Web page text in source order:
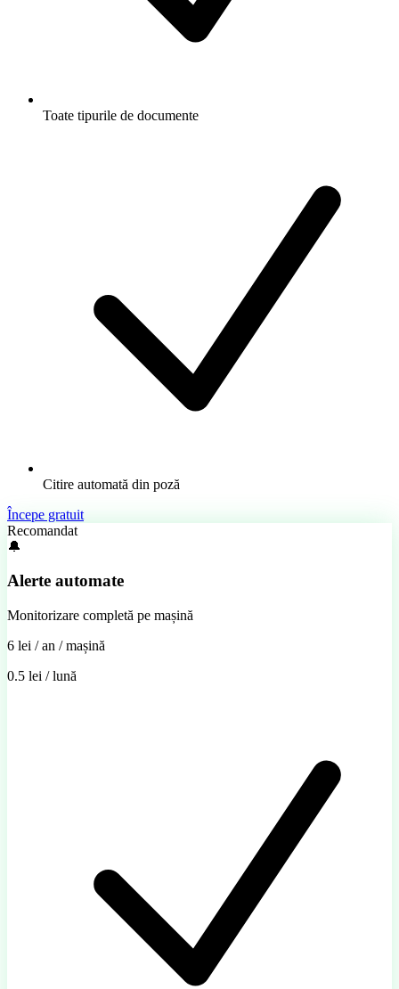
Toate tipurile de documente
Citire automată din poză
Începe gratuit
Recomandat
🔔
Alerte automate
Monitorizare completă pe mașină
6 lei / an / mașină
0.5 lei / lună